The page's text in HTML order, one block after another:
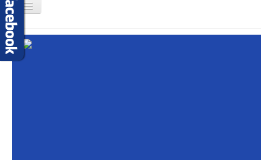
Przełącz
nawigację
Start
O nas